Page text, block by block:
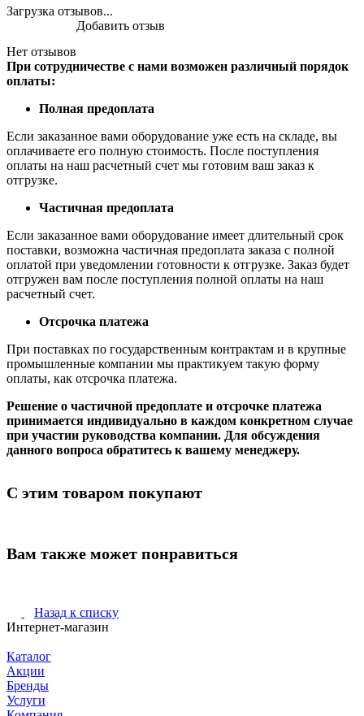
Загрузка отзывов...
Нет отзывов
Добавить отзыв
При сотрудничестве с нами возможен различный порядок
оплаты:
Полная предоплата
Если заказанное вами оборудование уже есть на складе, вы
оплачиваете его полную стоимость. После поступления
оплаты на наш расчетный счет мы готовим ваш заказ к
отгрузке.
Частичная предоплата
Если заказанное вами оборудование имеет длительный срок
поставки, возможна частичная предоплата заказа с полной
оплатой при уведомлении готовности к отгрузке. Заказ будет
отгружен вам после поступления полной оплаты на наш
расчетный счет.
Отсрочка платежа
При поставках по государственным контрактам и в крупные
промышленные компании мы практикуем такую форму
оплаты, как отсрочка платежа.
Решение о частичной предоплате и отсрочке платежа
принимается индивидуально в каждом конкретном случае
при участии руководства компании. Для обсуждения
данного вопроса обратитесь к вашему менеджеру.
С этим товаром покупают
Вам также может понравиться
Назад к списку
Интернет-магазин
Каталог
Акции
Бренды
Услуги